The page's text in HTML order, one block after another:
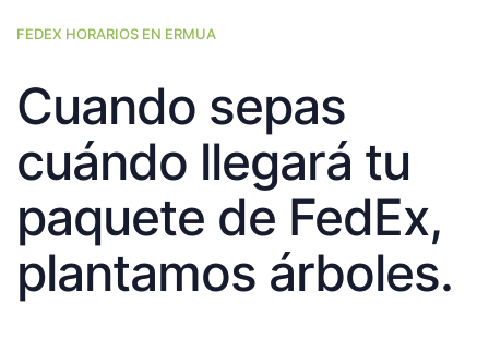
FEDEX HORARIOS EN ERMUA
Cuando sepas
cuándo llegará tu
paquete de FedEx,
plantamos árboles.